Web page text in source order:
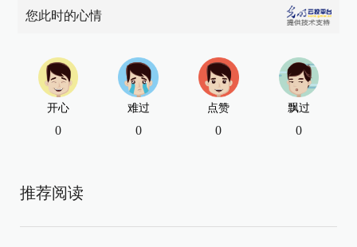
您此时的心情
开心
0
难过
0
点赞
0
飘过
0
推荐阅读